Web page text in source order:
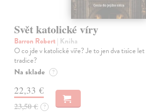
Svět katolické víry
Barron Robert| Kniha
O co jde v katolické víře? Je to jen dva tisíce
tradice?
Na sklade ?
22,33 €
23,50 € ?